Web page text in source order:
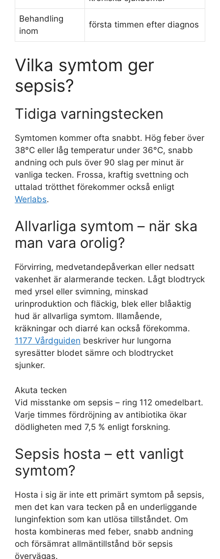
Behandling
inom
första timmen efter diagnos
Vilka symtom ger
sepsis?
Tidiga varningstecken
Symtomen kommer ofta snabbt. Hög feber över
38°C eller låg temperatur under 36°C, snabb
andning och puls över 90 slag per minut är
vanliga tecken. Frossa, kraftig svettning och
uttalad trötthet förekommer också enligt
Werlabs.
Allvarliga symtom – när ska
man vara orolig?
Förvirring, medvetandepåverkan eller nedsatt
vakenhet är alarmerande tecken. Lågt blodtryck
med yrsel eller svimning, minskad
urinproduktion och fläckig, blek eller blåaktig
hud är allvarliga symtom. Illamående,
kräkningar och diarré kan också förekomma.
1177 Vårdguiden beskriver hur lungorna
syresätter blodet sämre och blodtrycket
sjunker.
Akuta tecken
Vid misstanke om sepsis – ring 112 omedelbart.
Varje timmes fördröjning av antibiotika ökar
dödligheten med 7,5 % enligt forskning.
Sepsis hosta – ett vanligt
symtom?
Hosta i sig är inte ett primärt symtom på sepsis,
men det kan vara tecken på en underliggande
lunginfektion som kan utlösa tillståndet. Om
hosta kombineras med feber, snabb andning
och försämrat allmäntillstånd bör sepsis
övervägas.